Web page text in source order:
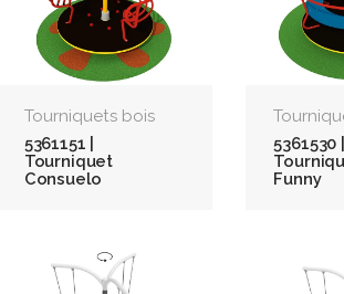
Tourniquets bois
5361151 |
Tourniquet
Consuelo
5361530 |
Funny